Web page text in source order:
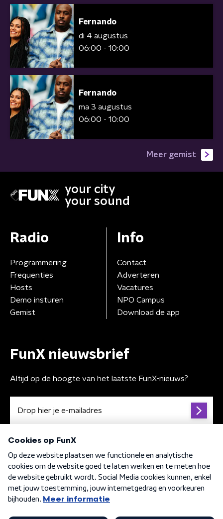
Fernando
di 4 augustus
06:00 - 10:00
Fernando
ma 3 augustus
06:00 - 10:00
Meer gemist
your city
your sound
Radio
Programmering
Frequenties
Hosts
Demo insturen
Gemist
Info
Contact
Adverteren
Vacatures
NPO Campus
Download de app
FunX nieuwsbrief
Altijd op de hoogte van het laatste FunX-nieuws?
Algemene voorwaarden Privacybeleid